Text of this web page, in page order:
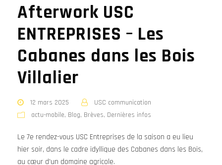
Afterwork USC
ENTREPRISES – Les
Cabanes dans les Bois
Villalier
12 mars 2025
USC communication
actu-mobile, Blog, Brèves, Dernières infos
Le 7e rendez-vous USC Entreprises de la saison a eu lieu
hier soir, dans le cadre idyllique des Cabanes dans les Bois,
au cœur d'un domaine agricole.